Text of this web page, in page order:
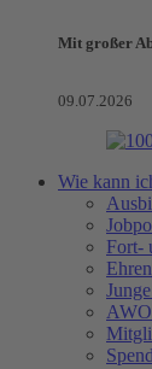
Mit großer
09.07.2026
Wie kann
Fort-